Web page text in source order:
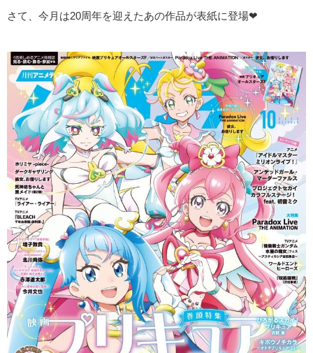
さて、今月は20周年を迎えたあの作品が表紙に登場❤